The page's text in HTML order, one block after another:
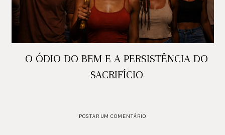
O ÓDIO DO BEM E A PERSISTÊNCIA DO
SACRIFÍCIO
POSTAR UM COMENTÁRIO